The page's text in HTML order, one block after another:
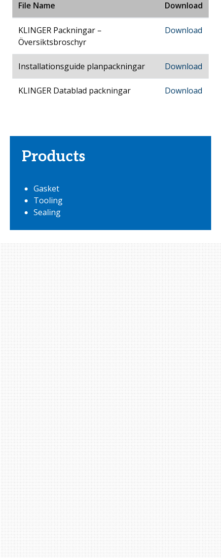
File Name Download
KLINGER Packningar –
Översiktsbroschyr
Download
Installationsguide planpackningar Download
KLINGER Datablad packningar Download
Products
Gasket
Tooling
Sealing